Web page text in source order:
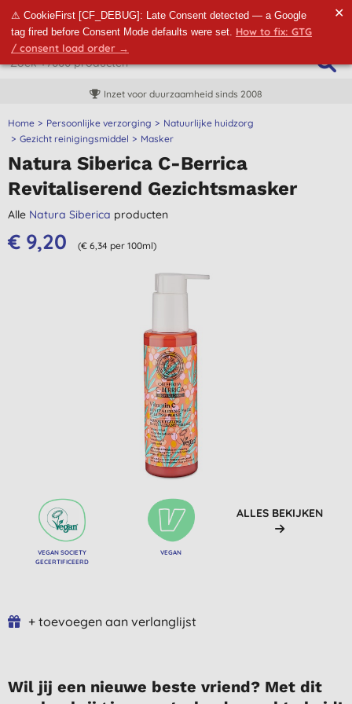
⚠ CookieFirst [CF_DEBUG]: Late Consent detected — a Google
tag fired before Consent Mode defaults were set. How to fix: GTG
/ consent load order →
✕
Inzet voor duurzaamheid sinds 2008
Home Persoonlijke verzorging
Natuurlijke huidzorg
Gezicht reinigingsmiddel
Masker
Natura Siberica C-Berrica
Revitaliserend Gezichtsmasker
Alle Natura Siberica producten
€ 9,20 (€ 6,34 per 100ml)
VEGAN SOCIETY
GECERTIFICEERD
VEGAN
ALLES BEKIJKEN
+ toevoegen aan verlanglijst
Wil jij een nieuwe beste vriend? Met dit